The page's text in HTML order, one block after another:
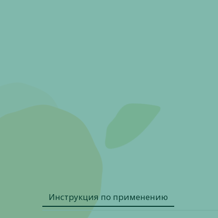
Инструкция по применению